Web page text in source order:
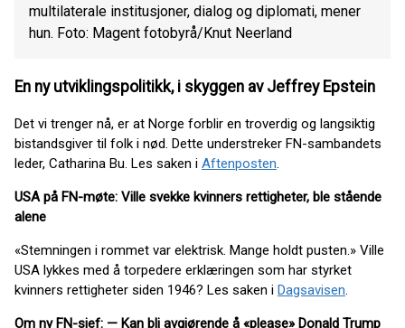
multilaterale institusjoner, dialog og diplomati, mener
hun. Foto: Magent fotobyrå/Knut Neerland
En ny utviklingspolitikk, i skyggen av Jeffrey Epstein
Det vi trenger nå, er at Norge forblir en troverdig og langsiktig
bistandsgiver til folk i nød. Dette understreker FN-sambandets
leder, Catharina Bu. Les saken i Aftenposten.
USA på FN-møte: Ville svekke kvinners rettigheter, ble stående
alene
«Stemningen i rommet var elektrisk. Mange holdt pusten.» Ville
USA lykkes med å torpedere erklæringen som har styrket
kvinners rettigheter siden 1946? Les saken i Dagsavisen.
Om ny FN-sjef: — Kan bli avgjørende å «please» Donald Trump